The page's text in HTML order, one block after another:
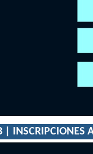
| INSCRIPCIONES